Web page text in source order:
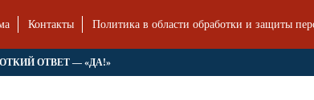
Контакты Политика в области обработки и защиты
ОТВЕТ — «ДА!»